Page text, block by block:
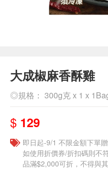
大成椒麻香酥雞
◎規格： 300g克 x 1 x
$ 129
即日起-9/1 不限金額下單
如使用折價券/折扣碼則不
品滿$2,000可折，不得與